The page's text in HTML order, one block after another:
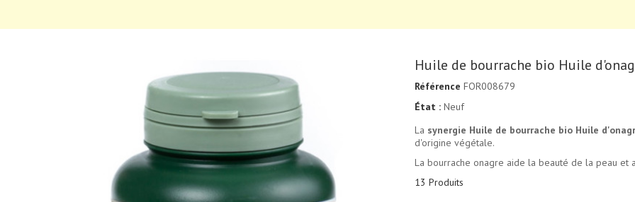
Huile de bourrache bio Huile
Référence FOR008679
État : Neuf
La synergie Huile de bourrache bio Huile
d'origine végétale.
La bourrache onagre aide la beauté de la peau et
13 Produits